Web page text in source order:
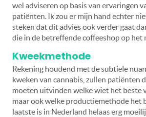
wel adviseren op basis van ervaringen
patiënten. Ik zou er mijn hand echter
steken dat dit advies ook verder gaat
die in de betreffende coffeeshop op het
Kweekmethode
Rekening houdend met de subtiele
kweken van cannabis, zullen patiënten
moeten uitvinden welke wiet het beste
maar ook welke productiemethode het
laatste is in Nederland helaas erg